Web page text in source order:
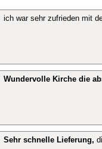
ich war sehr zufrieden mit
Wundervolle Kirche die
Sehr schnelle Lieferung,